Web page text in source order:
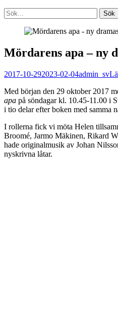
Search
Sök
efter:
Mördarens apa – ny
Publicerat
2017-10-292023-02-04Författare
admin_sv
Med början den 29 oktober 2017
apa på söndagar kl. 10.45-11.00 i
i tio delar efter boken med samma
I rollerna fick vi möta Helen
Broomé, Jarmo Mäkinen, Rikard
hade originalmusik av Johan
nyskrivna låtar.